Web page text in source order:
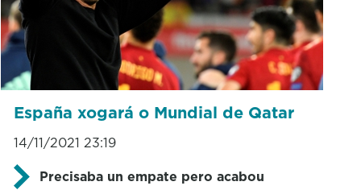
España xogará o Mundial de Qatar
14/11/2021 23:19
Precisaba un empate pero acabou